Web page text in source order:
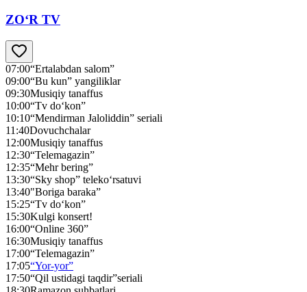
ZO‘R TV
07:00“Ertalabdan salom”
09:00“Bu kun” yangiliklar
09:30Musiqiy tanaffus
10:00“Tv do‘kon”
10:10“Mendirman Jaloliddin” seriali
11:40Dovuchchalar
12:00Musiqiy tanaffus
12:30“Telemagazin”
12:35“Mehr bering”
13:30“Sky shop” teleko‘rsatuvi
13:40"Boriga baraka”
15:25“Tv do‘kon”
15:30Kulgi konsert!
16:00“Online 360”
16:30Musiqiy tanaffus
17:00“Telemagazin”
17:05“Yor-yor”
17:50“Qil ustidagi taqdir”seriali